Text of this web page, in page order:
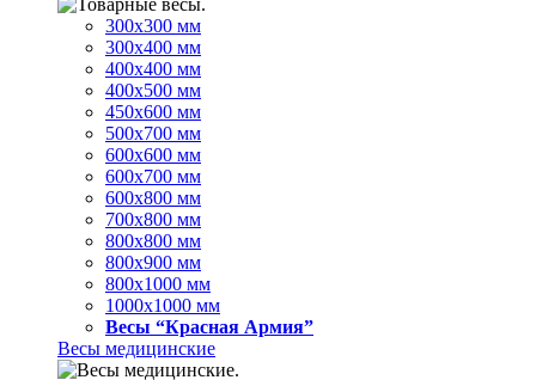
300х300 мм
300х400 мм
400х400 мм
400х500 мм
450х600 мм
500х700 мм
600х600 мм
600х700 мм
600х800 мм
700х800 мм
800х800 мм
800х900 мм
800х1000 мм
1000х1000 мм
Весы “Красная Армия”
Весы медицинские